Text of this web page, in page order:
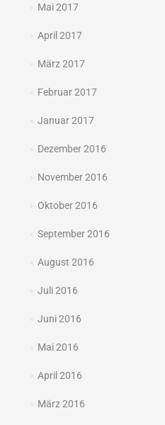
Mai 2017
April 2017
März 2017
Februar 2017
Januar 2017
Dezember 2016
November 2016
Oktober 2016
September 2016
August 2016
Juli 2016
Juni 2016
Mai 2016
April 2016
März 2016